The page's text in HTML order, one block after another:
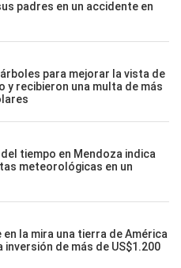
padres en un accidente en
para mejorar la vista de
y recibieron una multa de más
tiempo en Mendoza indica
meteorológicas en un
en la mira una tierra de América
inversión de más de US$1.200